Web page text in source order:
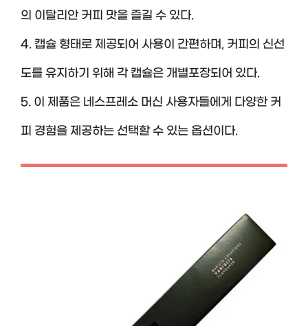
의 이탈리안 커피 맛을 즐길 수 있다.
4. 캡슐 형태로 제공되어 사용이 간편하며, 커피의 신선
도를 유지하기 위해 각 캡슐은 개별포장되어 있다.
5. 이 제품은 네스프레소 머신 사용자들에게 다양한 커
피 경험을 제공하는 선택할 수 있는 옵션이다.